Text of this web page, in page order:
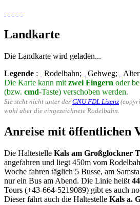
Landkarte
Die Landkarte wird geladen...
Legende : Rodelbahn; Gehweg;
Die Karte kann mit zwei Fingern oder
(bzw. cmd-Taste) verschoben werden.
Sie steht nicht unter der GNU FDL Lizenz
wohl aber die eingezeichnete Rodelbahn.
Anreise mit öffentlichen
Die Haltestelle Kals am Großglockner
angefahren und liegt 450m vom
Woche fahren täglich 5 Busse, am
nur ein Bus am Abend. Die Linie heißt
Tours (+43-664-5219089) gibt es auch
Dieser fährt auch die Haltestelle Kals a.